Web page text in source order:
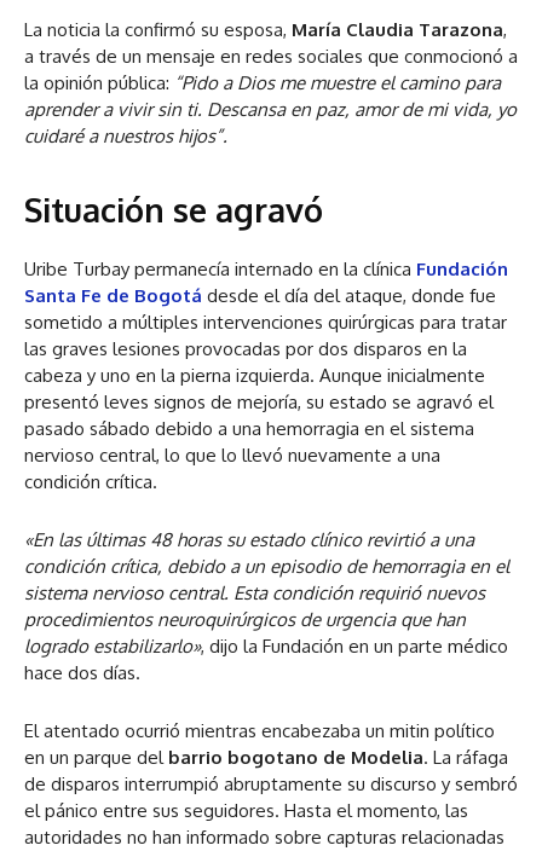
La noticia la confirmó su esposa, María Claudia Tarazona,
a través de un mensaje en redes sociales que conmocionó a
la opinión pública: “Pido a Dios me muestre el camino para
aprender a vivir sin ti. Descansa en paz, amor de mi vida, yo
cuidaré a nuestros hijos”.
Situación se agravó
Uribe Turbay permanecía internado en la clínica Fundación
Santa Fe de Bogotá desde el día del ataque, donde fue
sometido a múltiples intervenciones quirúrgicas para tratar
las graves lesiones provocadas por dos disparos en la
cabeza y uno en la pierna izquierda. Aunque inicialmente
presentó leves signos de mejoría, su estado se agravó el
pasado sábado debido a una hemorragia en el sistema
nervioso central, lo que lo llevó nuevamente a una
condición crítica.
«En las últimas 48 horas su estado clínico revirtió a una
condición crítica, debido a un episodio de hemorragia en el
sistema nervioso central. Esta condición requirió nuevos
procedimientos neuroquirúrgicos de urgencia que han
logrado estabilizarlo», dijo la Fundación en un parte médico
hace dos días.
El atentado ocurrió mientras encabezaba un mitin político
en un parque del barrio bogotano de Modelia. La ráfaga
de disparos interrumpió abruptamente su discurso y sembró
el pánico entre sus seguidores. Hasta el momento, las
autoridades no han informado sobre capturas relacionadas